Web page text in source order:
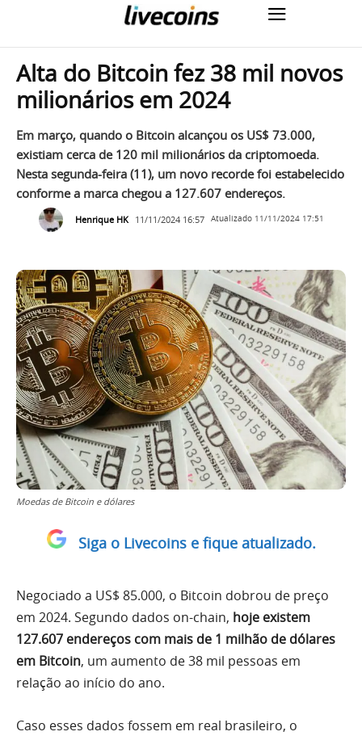
Alta do Bitcoin fez 38 mil novos
milionários em 2024
Em março, quando o Bitcoin alcançou os US$ 73.000,
existiam cerca de 120 mil milionários da criptomoeda.
Nesta segunda-feira (11), um novo recorde foi estabelecido
conforme a marca chegou a 127.607 endereços.
Henrique HK 11/11/2024 16:57 Atualizado 11/11/2024 17:51
Moedas de Bitcoin e dólares
Siga o Livecoins e fique atualizado.
Negociado a US$ 85.000, o Bitcoin dobrou de preço
em 2024. Segundo dados on-chain, hoje existem
127.607 endereços com mais de 1 milhão de dólares
em Bitcoin, um aumento de 38 mil pessoas em
relação ao início do ano.
Caso esses dados fossem em real brasileiro, o